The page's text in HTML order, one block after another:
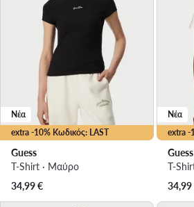
extra -10% Κωδικός: LAST
Νέα
Guess
T-Shirt · Μαύρο
34,99€
extra -
Νέα
Guess
T-
34,99